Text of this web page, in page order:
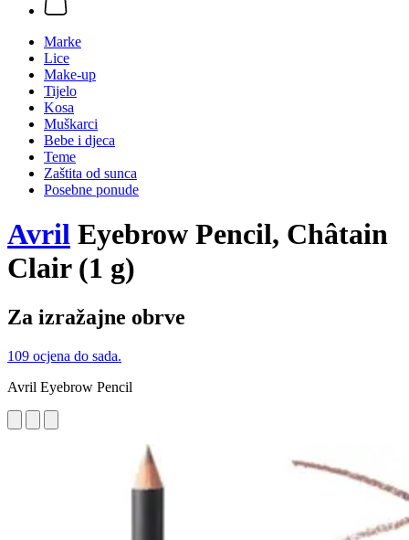
Marke
Lice
Make-up
Tijelo
Kosa
Muškarci
Bebe i djeca
Teme
Zaštita od sunca
Posebne ponude
Avril Eyebrow Pencil, Châtain
Clair (1 g)
Za izražajne obrve
109 ocjena do sada.
Avril Eyebrow Pencil